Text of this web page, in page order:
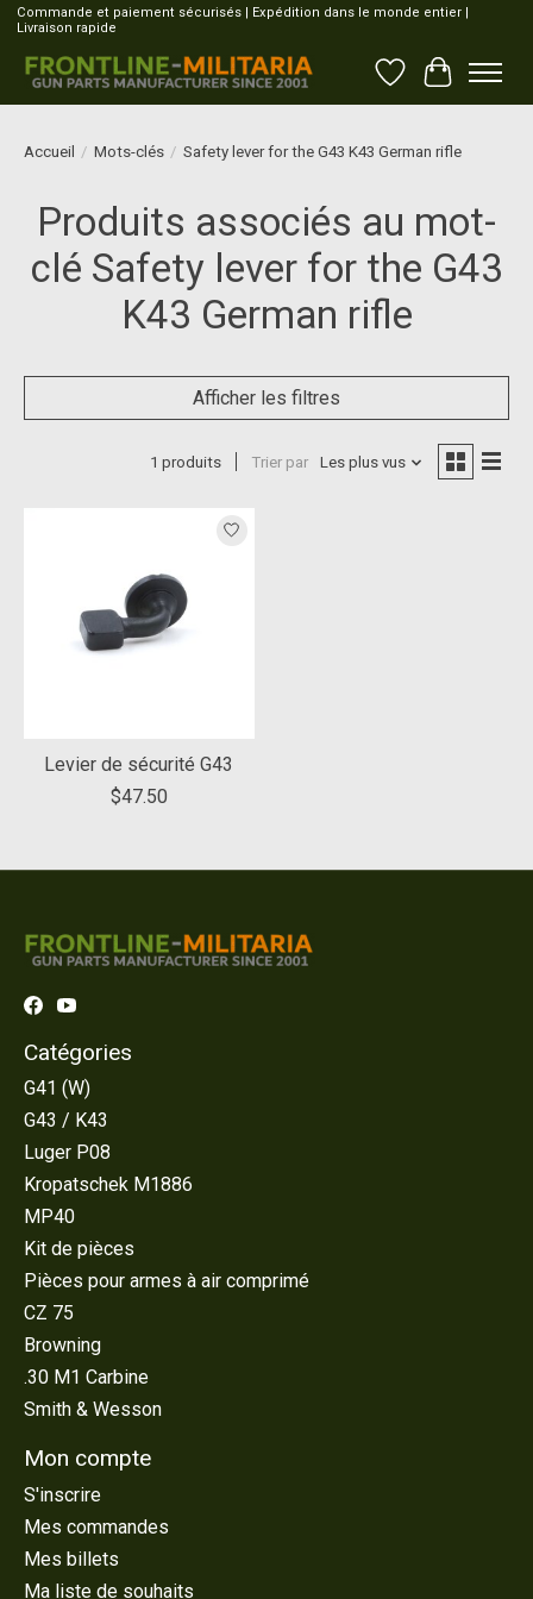
Commande et paiement sécurisés | Expédition dans le monde entier |
Livraison rapide
Liste dePanier
Accueil / Mots-clés / Safety lever for the G43 K43 German rifle
Produits associés au mot-
clé Safety lever for the G43
K43 German rifle
Afficher les filtres
1 produits Trier par Les plus vus
Levier de sécurité G43
$47.50
Catégories
G41 (W)
G43 / K43
Luger P08
Kropatschek M1886
MP40
Kit de pièces
Pièces pour armes à air comprimé
CZ 75
Browning
.30 M1 Carbine
Smith & Wesson
Mon compte
S'inscrire
Mes commandes
Mes billets
Ma liste de souhaits